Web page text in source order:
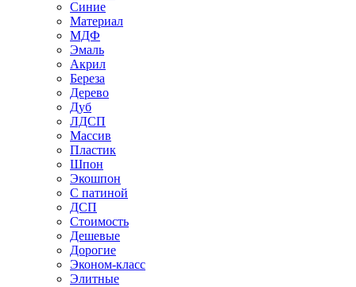
Синие
Материал
МДФ
Эмаль
Акрил
Береза
Дерево
Дуб
ЛДСП
Массив
Пластик
Шпон
Экошпон
С патиной
ДСП
Стоимость
Дешевые
Дорогие
Эконом-класс
Элитные